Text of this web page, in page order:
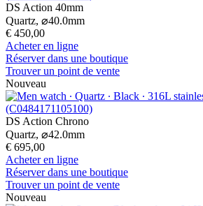
DS Action 40mm
Quartz, ⌀40.0mm
€ 450,00
Acheter en ligne
Réserver dans une boutique
Trouver un point de vente
Nouveau
DS Action Chrono
Quartz, ⌀42.0mm
€ 695,00
Acheter en ligne
Réserver dans une boutique
Trouver un point de vente
Nouveau